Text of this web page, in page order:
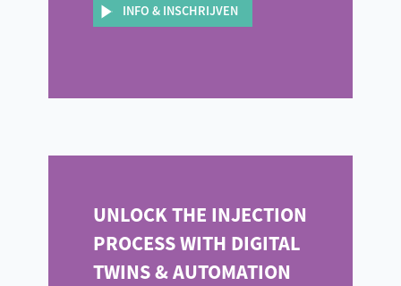
INFO & INSCHRIJVEN
UNLOCK THE INJECTION
PROCESS WITH DIGITAL
TWINS & AUTOMATION